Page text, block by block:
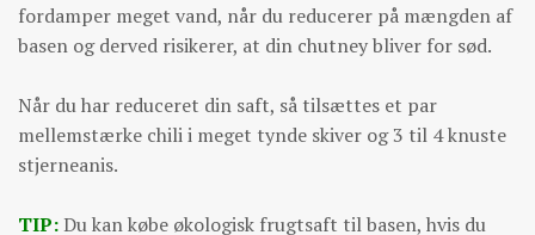
fordamper meget vand, når du reducerer på mængden af
basen og derved risikerer, at din chutney bliver for sød.
Når du har reduceret din saft, så tilsættes et par
mellemstærke chili i meget tynde skiver og 3 til 4 knuste
stjerneanis.
TIP:Du kan købe økologisk frugtsaft til basen, hvis du